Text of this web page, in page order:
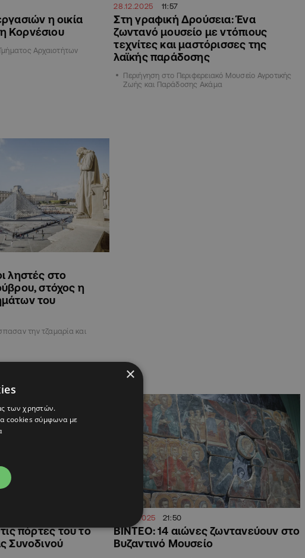
η οικία
Κορνέσιου
Αρχαιοτήτων
28.12.2025 11:57
Στη γραφική Δρούσεια: Ένα
ζωντανό μουσείο με ντόπιους
τεχνίτες και μαστόρισσες της
λαϊκής παράδοσης
Περιήγηση στο Περιφερειακό Μουσείο Αγροτικής
Ζωής και Παράδοσης Ακάμα
ληστές στο
στόχος η
του
την τζαμαρία και
πόρτες του το
Συνοδινού
09.03.2025 21:50
ΒΙΝΤΕΟ: 14 αιώνες ζωντανεύουν στο
Βυζαντινό Μουσείο
×
των χρηστών.
cookies σύμφωνα με